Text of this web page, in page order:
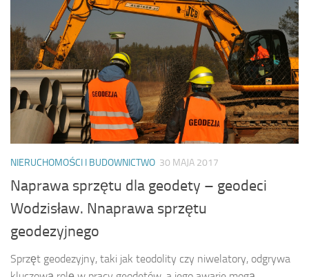
NIERUCHOMOŚCI I BUDOWNICTWO 30 MAJA 2017
Naprawa sprzętu dla geodety – geodeci
Wodzisław. Nnaprawa sprzętu
geodezyjnego
Sprzęt geodezyjny, taki jak teodolity czy niwelatory, odgrywa